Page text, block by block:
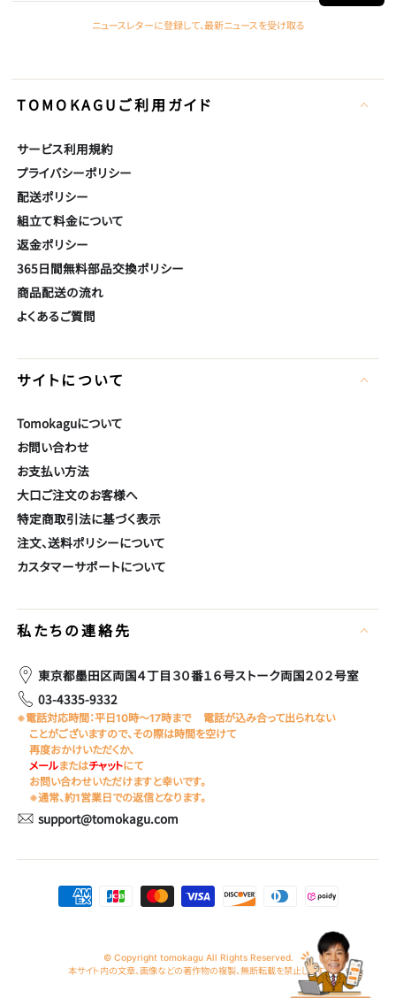
ル
ア
ス
を
入
力
し
て
い
ニュースレターに登録して、最新ニュースを受け取る
TOMOKAGUご利用ガイド
サービス利用規約
プライバシーポリシー
配送ポリシー
組立て料金について
返金ポリシー
365日間無料部品交換ポリシー
商品配送の流れ
よくあるご質問
サイトについて
Tomokaguについて
お問い合わせ
お支払い方法
大口ご注文のお客様へ
特定商取引法に基づく表示
注文、送料ポリシーについて
カスタマーサポートについて
私たちの連絡先
東京都墨田区両国４丁目３０番１６号ストーク両国２０２号室
03-4335-9332
※電話対応時間：平日10時～17時まで
電話が込み合って出られない
ことがございますので、その際は時間を空けて
再度おかけいただくか、
メールまたはチャットにて
お問い合わせいただけますと幸いです。
※通常、約1営業日での返信となります。
support@tomokagu.com
© Copyright tomokagu All Rights Reserved.
本サイト内の文章、画像などの著作物の複製、無断転載を禁止します。